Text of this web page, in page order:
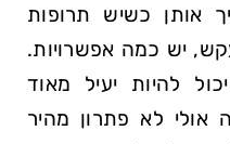
אותן כשיש תרופות
יש כמה אפשרויות.
להיות יעיל מאוד
אולי לא פתרון מהיר